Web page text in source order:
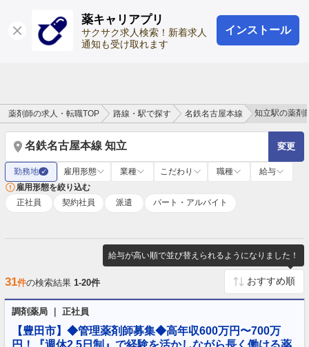
薬キャリアプリ
サクサク求人検索！新着求人
通知も受け取れます
インストール
ログイン 会員登録
薬剤師の求人・転職TOP 路線・駅で探す 名鉄名古屋本線 知立駅の薬剤
名鉄名古屋本線 知立 変更
勤務地 ✓ 雇用形態 業種 こだわり 職種
給与
雇用形態を絞り込む
正社員
契約社員 派遣 パート・アルバイト
給与が高い順で並び替えられるようになりました！
31件の検索結果 1-20件
調剤薬局 ｜ 正社員
【豊田市】◆管理薬剤師募集◆高年収600万円〜700万